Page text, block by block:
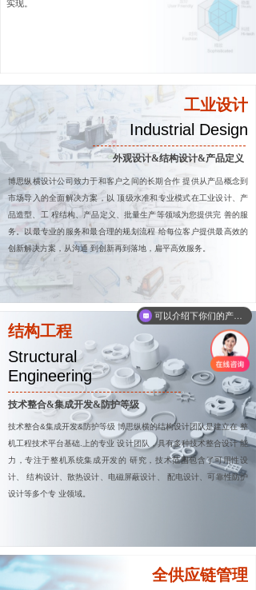
Structural
Engineering
技术整合&集成开发&防护等级 博思纵横的结构设计团队是建立在 整
机工程技术平台基础.上的专业 设计团队，具有多种技术整合设计 能
力，专注于整机系统集成开发的 研究，技术范围包含了可用性设
计、 结构设计、散热设计、电磁屏蔽设计、 配电设计、可靠性防护
设计等多个专 业领域。
技术整合&集成开发&防护等级
结构工程
全供应链管理
实现
工业设计
Industrial Design
外观设计&结构设计&产品定义
博思纵横设计公司致力于和客户之间的长期合作 提供从产品概念到
市场导入的全面解决方案，以 顶级水准和专业模式在工业设计、产
品造型、工 程结构、产品定义、批量生产等领域为您提供完 善的服
务。以最专业的服务和最合理的规划流程 给每位客户提供最高效的
创新解决方案，从沟通 到创新再到落地，扁平高效服务。
可以介绍下你们的产品么